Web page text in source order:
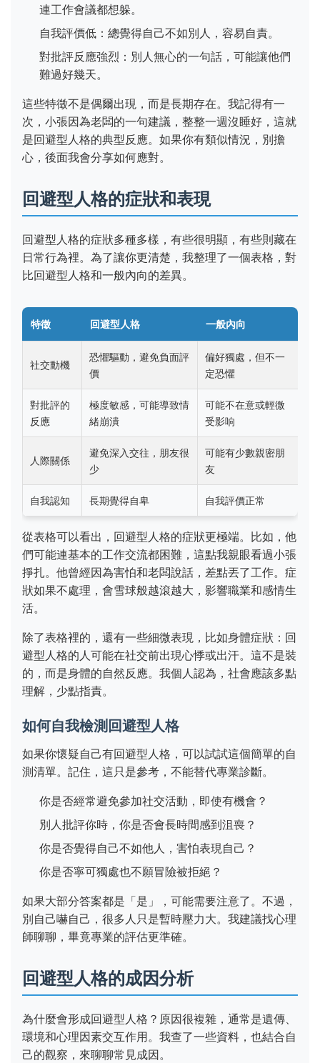
連工作會議都想躲。
自我評價低：總覺得自己不如別人，容易自責。
對批評反應強烈：別人無心的一句話，可能讓他們
難過好幾天。
這些特徵不是偶爾出現，而是長期存在。我記得有一
次，小張因為老闆的一句建議，整整一週沒睡好，這就
是回避型人格的典型反應。如果你有類似情況，別擔
心，後面我會分享如何應對。
回避型人格的症狀和表現
回避型人格的症狀多種多樣，有些很明顯，有些則藏在
日常行為裡。為了讓你更清楚，我整理了一個表格，對
比回避型人格和一般內向的差異。
特徵 回避型人格 一般內向
社交動機
恐懼驅動，避免負面評
價
偏好獨處，但不一
定恐懼
對批評的
反應
極度敏感，可能導致情
緒崩潰
可能不在意或輕微
受影响
人際關係
避免深入交往，朋友很
少
可能有少數親密朋
友
自我認知 長期覺得自卑 自我評價正常
從表格可以看出，回避型人格的症狀更極端。比如，他
們可能連基本的工作交流都困難，這點我親眼看過小張
掙扎。他曾經因為害怕和老闆說話，差點丟了工作。症
狀如果不處理，會雪球般越滾越大，影響職業和感情生
活。
除了表格裡的，還有一些細微表現，比如身體症狀：回
避型人格的人可能在社交前出現心悸或出汗。這不是裝
的，而是身體的自然反應。我個人認為，社會應該多點
理解，少點指責。
如何自我檢測回避型人格
如果你懷疑自己有回避型人格，可以試試這個簡單的自
測清單。記住，這只是參考，不能替代專業診斷。
你是否經常避免參加社交活動，即使有機會？
別人批評你時，你是否會長時間感到沮喪？
你是否覺得自己不如他人，害怕表現自己？
你是否寧可獨處也不願冒險被拒絕？
如果大部分答案都是「是」，可能需要注意了。不過，
別自己嚇自己，很多人只是暫時壓力大。我建議找心理
師聊聊，畢竟專業的評估更準確。
回避型人格的成因分析
為什麼會形成回避型人格？原因很複雜，通常是遺傳、
環境和心理因素交互作用。我查了一些資料，也結合自
己的觀察，來聊聊常見成因。